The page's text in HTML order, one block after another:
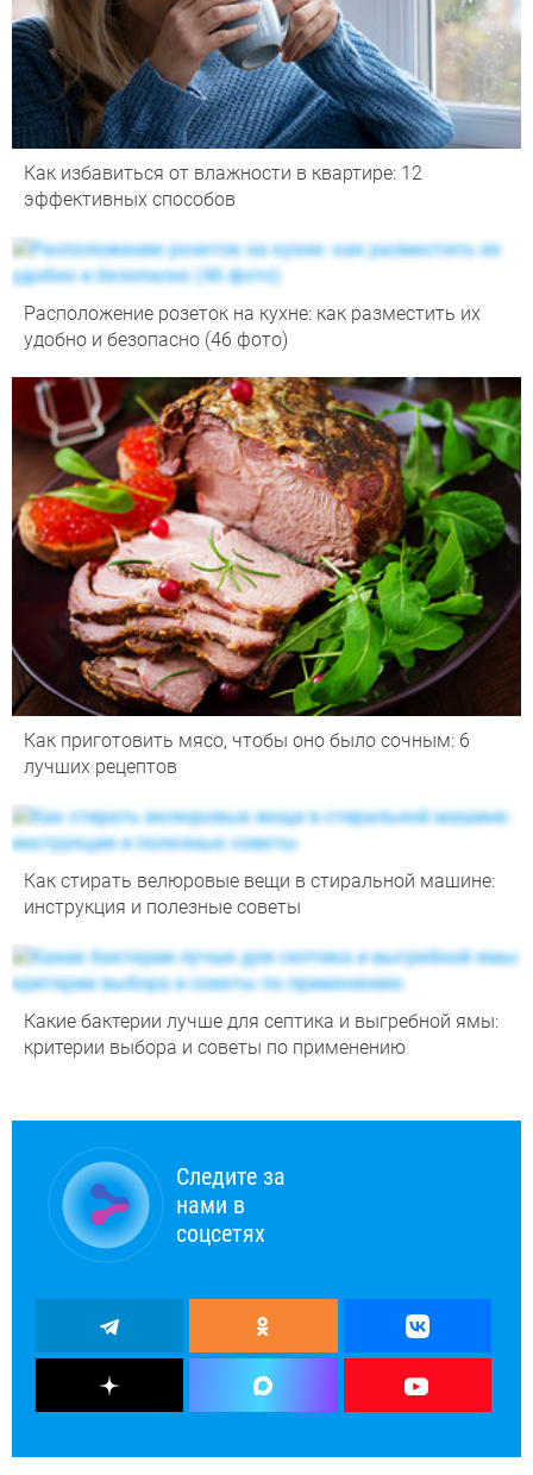
Как избавиться от влажности в квартире: 12
эффективных способов
Расположение розеток на кухне: как разместить их
удобно и безопасно (46 фото)
Как приготовить мясо, чтобы оно было сочным: 6
лучших рецептов
Как стирать велюровые вещи в стиральной машине:
инструкция и полезные советы
Какие бактерии лучше для септика и выгребной ямы:
критерии выбора и советы по применению
Следите за
нами в
соцсетях